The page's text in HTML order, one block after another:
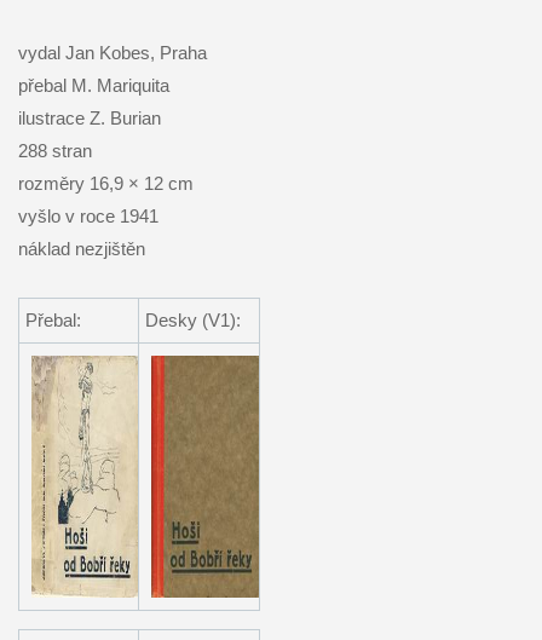
vydal Jan Kobes, Praha
přebal M. Mariquita
ilustrace Z. Burian
288 stran
rozměry 16,9 × 12 cm
vyšlo v roce 1941
náklad nezjištěn
Přebal: Desky (V1):